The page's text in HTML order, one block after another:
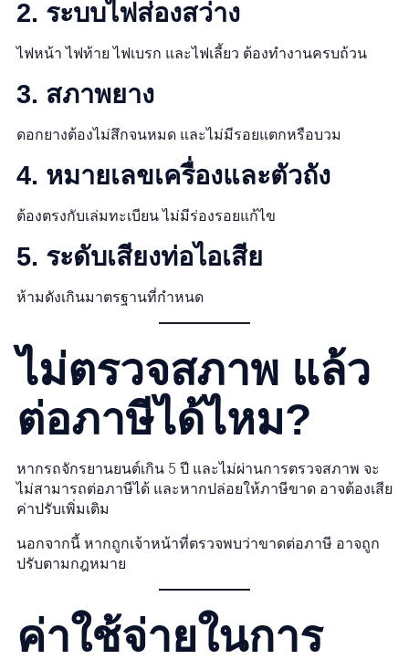
2. ระบบไฟส่องสว่าง
ไฟหน้า ไฟท้าย ไฟเบรก และไฟเลี้ยว ต้องทำงานครบถ้วน
3. สภาพยาง
ดอกยางต้องไม่สึกจนหมด และไม่มีรอยแตกหรือบวม
4. หมายเลขเครื่องและตัวถัง
ต้องตรงกับเล่มทะเบียน ไม่มีร่องรอยแก้ไข
5. ระดับเสียงท่อไอเสีย
ห้ามดังเกินมาตรฐานที่กำหนด
ไม่ตรวจสภาพ แล้ว
ต่อภาษีได้ไหม?
หากรถจักรยานยนต์เกิน 5 ปี และไม่ผ่านการตรวจสภาพ จะ
ไม่สามารถต่อภาษีได้ และหากปล่อยให้ภาษีขาด อาจต้องเสีย
ค่าปรับเพิ่มเติม
นอกจากนี้ หากถูกเจ้าหน้าที่ตรวจพบว่าขาดต่อภาษี อาจถูก
ปรับตามกฎหมาย
ค่าใช้จ่ายในการ